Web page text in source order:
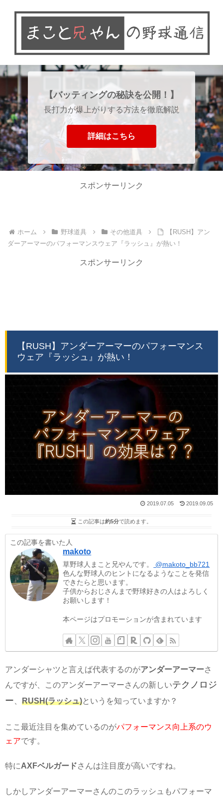
【バッティングの秘訣を公開！】
長打力が爆上がりする方法を徹底解説
詳細はこちら
スポンサーリンク
ホーム 野球道具 その他道具
【RUSH】アン
ダーアーマーのパフォーマンスウェア『ラッシュ』が熱い！
スポンサーリンク
【RUSH】アンダーアーマーのパフォーマンス
ウェア『ラッシュ』が熱い！
2019.07.05 2019.09.05
この記事は約5分で読めます。
この記事を書いた人
makoto
草野球人まこと兄やんです。
@makoto_bb721
色んな野球人のヒントになるようなことを発信
できたらと思います。
子供からおじさんまで野球好きの人はよろしく
お願いします！
本ページはプロモーションが含まれています
アンダーシャツと言えば代表するのがアンダーアーマーさ
んですが、このアンダーアーマーさんの新しいテクノロジ
ー
RUSH(ラッシュ)というを知っていますか？
ここ最近注目を集めているのがパフォーマンス向上系のウ
ェアです。
特にAXFベルガードさんは注目度が高いですね。
しかしアンダーアーマーさんのこのラッシュもパフォーマ